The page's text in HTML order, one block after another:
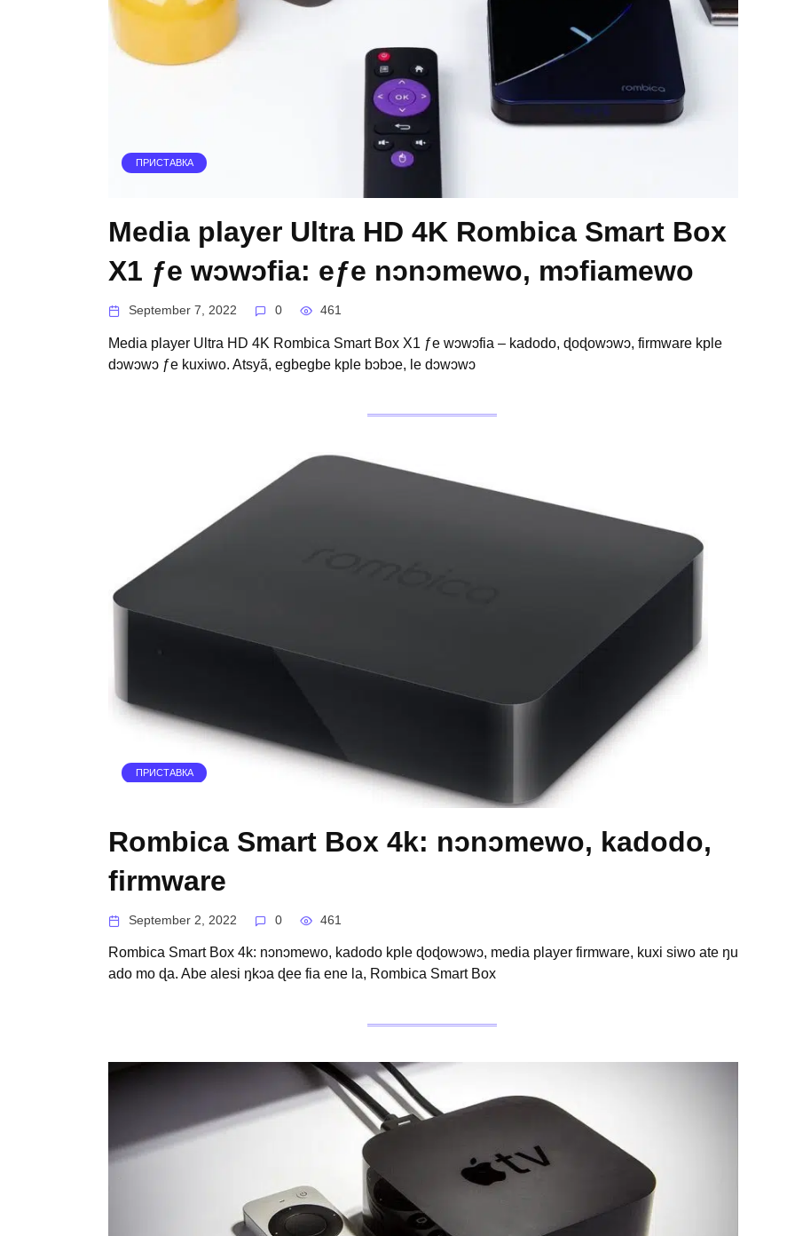
ПРИСТАВКА
Media player Ultra HD 4K Rombica Smart Box
X1 ƒe wɔwɔfia: eƒe nɔnɔmewo, mɔfiamewo
September 7, 2022 0 461
Media player Ultra HD 4K Rombica Smart Box X1 ƒe wɔwɔfia – kadodo, ɖoɖowɔwɔ, firmware kple
dɔwɔwɔ ƒe kuxiwo. Atsyã, egbegbe kple bɔbɔe, le dɔwɔwɔ
ПРИСТАВКА
Rombica Smart Box 4k: nɔnɔmewo, kadodo,
firmware
September 2, 2022 0 461
Rombica Smart Box 4k: nɔnɔmewo, kadodo kple ɖoɖowɔwɔ, media player firmware, kuxi siwo ate ŋu
ado mo ɖa. Abe alesi ŋkɔa ɖee fia ene la, Rombica Smart Box